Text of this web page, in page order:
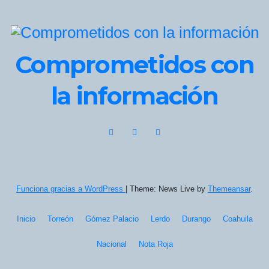
Comprometidos con
la información
Funciona gracias a WordPress | Theme: News Live by Themeansar.
Inicio Torreón Gómez Palacio Lerdo Durango Coahuila
Nacional Nota Roja